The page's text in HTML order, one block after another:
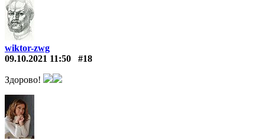
wiktor-zwg
09.10.2021 11:50
#18
Здорово!